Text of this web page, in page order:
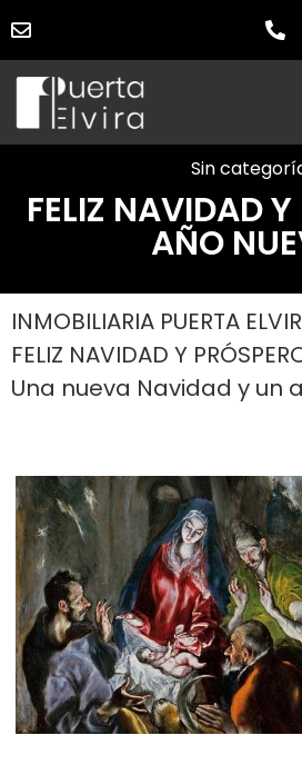
Sin
FELIZ NAVIDAD Y
AÑO
INMOBILIARIA PUERTA
FELIZ NAVIDAD Y
Una nueva Navidad y un